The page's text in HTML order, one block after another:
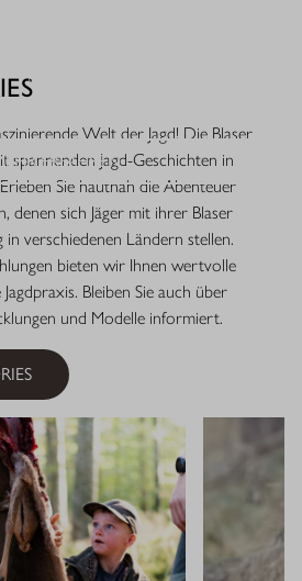
ERFAHREN
Welt der Jagd! Die Blaser
spannenden Jagd-Geschichten in
Sie hautnah die Abenteuer
denen sich Jäger mit ihrer Blaser
verschiedenen Ländern stellen.
bieten wir Ihnen wertvolle
Bleiben Sie auch über
und Modelle informiert.